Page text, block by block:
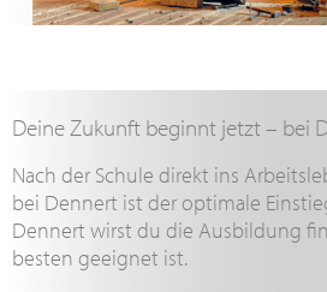
Deine Zukunft beginnt jetzt – bei
Nach der Schule direkt ins
bei Dennert ist der optimale
Dennert wirst du die Ausbildung
besten geeignet ist.